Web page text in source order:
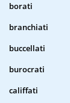
borati
branchiati
buccellati
burocrati
califfati